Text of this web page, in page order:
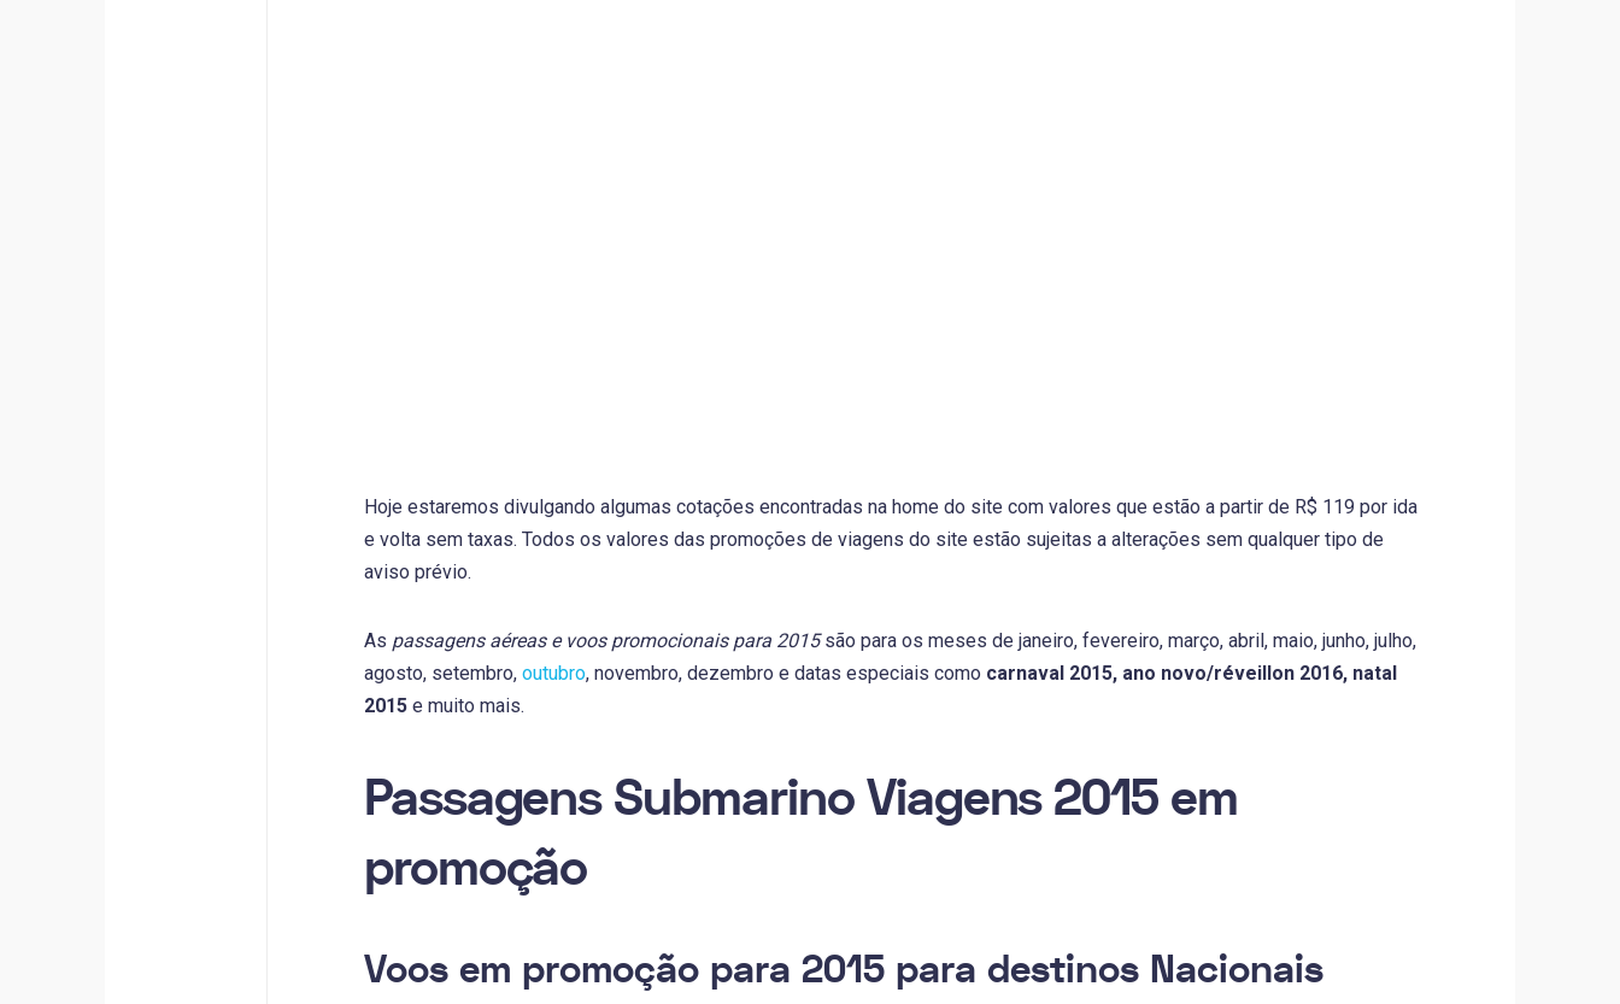
Hoje estaremos divulgando algumas cotações encontradas na home do site com valores que estão a partir de R$ 119 por ida
e volta sem taxas. Todos os valores das promoções de viagens do site estão sujeitas a alterações sem qualquer tipo de
aviso prévio.
As passagens aéreas e voos promocionais para 2015são para os meses de janeiro, fevereiro, março, abril, maio, junho, julho,
agosto, setembro, outubro, novembro, dezembro e datas especiais como carnaval 2015, ano novo/réveillon 2016, natal
2015e muito mais.
Passagens Submarino Viagens 2015 em
promoção
Voos em promoção para 2015 para destinos Nacionais